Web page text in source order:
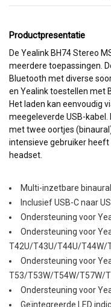
Productpresentatie
De Yealink BH74 Stereo
meerdere toepassingen.
Bluetooth met diverse
en Yealink toestellen met
Het laden kan eenvoudig
meegeleverde USB-
met twee oortjes
intensieve gebruiker heeft
headset.
Multi-inzetbare
Inclusief USB-C naar
Ondersteuning voor
Ondersteuning voor
T42U/T43U/T44U/T44W/
Ondersteuning voor
T53/T53W/T54W/T57W/
Ondersteuning voor
Geïntegreerde LED